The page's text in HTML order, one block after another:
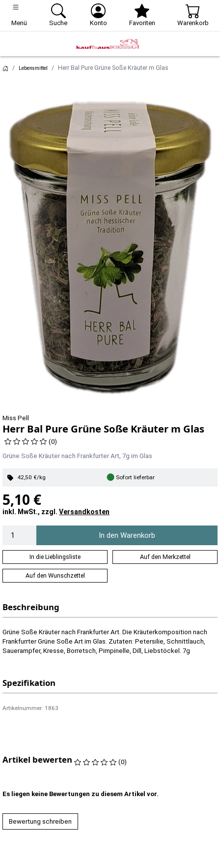
Menü Suche Konto Favoriten Warenkorb
Lebensmittel Herr Bal Pure Grüne Soße Kräuter m Glas
Miss Pell
Herr Bal Pure Grüne Soße Kräuter m Glas
(0)
Grüne Soße Kräuter nach Frankfurter Art, 7g im Glas
42,50 €/kg ● Sofort lieferbar
5,10 €
inkl. MwSt., zzgl. Versandkosten
In den Warenkorb
In die Lieblingsliste Auf den Merkzettel
Auf den Wunschzettel
Beschreibung
Grüne Soße Kräuter nach Frankfurter Art. Die Kräuterkomposition nach
Frankfurrter Grüne Soße Art im Glas. Zutaten: Petersilie, Schnittlauch,
Sauerampfer, Kresse, Borretsch, Pimpinelle, Dill, Liebstöckel. 7g
Spezifikation
Artikelnummer: 1863
Artikel bewerten (0)
Es liegen keine Bewertungen zu diesem Artikel vor.
Bewertung schreiben